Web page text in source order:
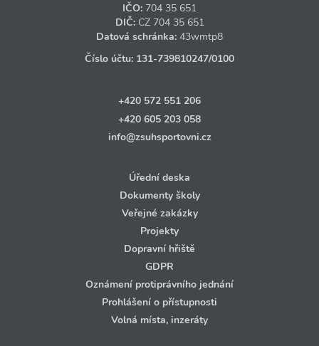
IČO: 704 35 651
DIČ: CZ 704 35 651
Datová schránka: 43wmtp8
Číslo účtu: 131‑739810247/0100
+420 572 551 206
+420 605 203 058
info@zsuhsportovni.cz
Úřední deska
Dokumenty školy
Veřejné zakázky
Projekty
Dopravní hřiště
GDPR
Oznámení protiprávního jednání
Prohlášení o přístupnosti
Volná místa, inzeráty